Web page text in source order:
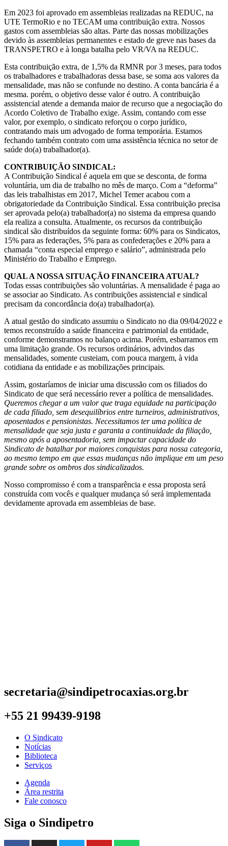
Em 2023 foi aprovado em assembleias realizadas na REDUC, na
UTE TermoRio e no TECAM uma contribuição extra. Nossos
gastos com assembleias são altas. Parte das nossas mobilizações
devido às assembleias permanentes e estado de greve nas bases da
TRANSPETRO e à longa batalha pelo VR/VA na REDUC.
Esta contribuição extra, de 1,5% da RMNR por 3 meses, para todos
os trabalhadores e trabalhadoras dessa base, se soma aos valores da
mensalidade, mas não se confunde no destino. A conta bancária é a
mesma. porém, o objetivo desse valor é outro. A contribuição
assistencial atende a demanda maior de recurso que a negociação do
Acordo Coletivo de Trabalho exige. Assim, contando com esse
valor, por exemplo, o sindicato reforçou o corpo jurídico,
contratando mais um advogado de forma temporária. Estamos
fechando também contrato com uma assistência técnica no setor de
saúde do(a) trabalhador(a).
CONTRIBUIÇÃO SINDICAL:
A Contribuição Sindical é aquela em que se desconta, de forma
voluntária, um dia de trabalho no mês de março. Com a “deforma”
das leis trabalhistas em 2017, Michel Temer acabou com a
obrigatoriedade da Contribuição Sindical. Essa contribuição precisa
ser aprovada pelo(a) trabalhador(a) no sistema da empresa quando
ela realiza a consulta. Atualmente, os recursos da contribuição
sindical são distribuídos da seguinte forma: 60% para os Sindicatos,
15% para as federações, 5% para as confederações e 20% para a
chamada “conta especial emprego e salário”, administrada pelo
Ministério do Trabalho e Emprego.
QUAL A NOSSA SITUAÇÃO FINANCEIRA ATUAL?
Todas essas contribuições são voluntárias. A mensalidade é paga ao
se associar ao Sindicato. As contribuições assistencial e sindical
precisam da concordância do(a) trabalhador(a).
A atual gestão do sindicato assumiu o Sindicato no dia 09/04/2022 e
temos reconstruído a saúde financeira e patrimonial da entidade,
conforme demonstramos no balanço acima. Porém, esbarramos em
uma limitação grande. Os recursos ordinários, advindos das
mensalidades, somente custeiam, com pouca margem, à vida
cotidiana da entidade e as mobilizações principais.
Assim, gostaríamos de iniciar uma discussão com os filiados do
Sindicato de que será necessário rever a política de mensalidades.
Queremos chegar a um valor que traga equidade na participação
de cada filiado, sem desequilíbrios entre turneiros, administrativos,
aposentados e pensionistas. Necessitamos ter uma política de
mensalidade que seja justa e garanta a continuidade da filiação,
mesmo após a aposentadoria, sem impactar capacidade do
Sindicato de batalhar por maiores conquistas para nossa categoria,
ao mesmo tempo em que essas mudanças não implique em um peso
grande sobre os ombros dos sindicalizados.
Nosso compromisso é com a transparência e essa proposta será
construída com vocês e qualquer mudança só será implementada
devidamente aprovada em assembleias de base.
secretaria@sindipetrocaxias.org.br
+55 21 99439-9198
O Sindicato
Notícias
Biblioteca
Serviços
Agenda
Área restrita
Fale conosco
Siga o Sindipetro